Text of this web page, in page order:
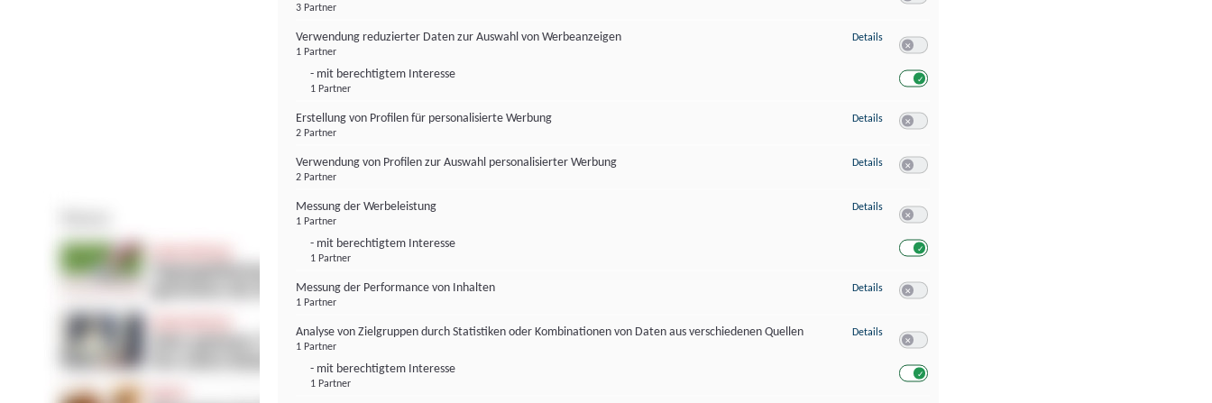
3 Partner
Verwendung reduzierter Daten zur Auswahl von Werbeanzeigen
1 Partner
- mit berechtigtem Interesse
1 Partner
Details zu Verwendung reduzierter Daten zur Auswahl von Werbeanzeigen
Erstellung von Profilen für personalisierte Werbung
2 Partner
Details zu Erstellung von Profilen für personalisierte Werbung
Verwendung von Profilen zur Auswahl personalisierter Werbung
2 Partner
Details zu Verwendung von Profilen zur Auswahl personalisierter Werbung
Messung der Werbeleistung
1 Partner
- mit berechtigtem Interesse
1 Partner
Details zu Messung der Werbeleistung
Messung der Performance von Inhalten
1 Partner
Details zu Messung der Performance von Inhalten
Analyse von Zielgruppen durch Statistiken oder Kombinationen von Daten aus verschiedenen Quellen
1 Partner
- mit berechtigtem Interesse
1 Partner
Details zu Analyse von Zielgruppen durch Statistiken oder Kombinationen von